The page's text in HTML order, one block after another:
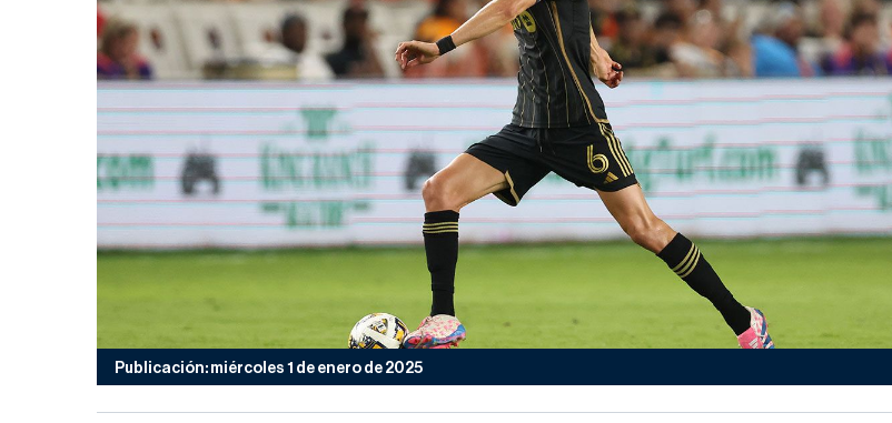
Publicación: miércoles 1 de enero de 2025